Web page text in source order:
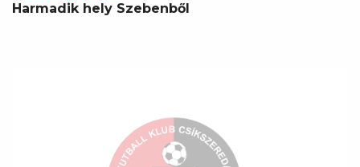
Harmadik hely Szebenből